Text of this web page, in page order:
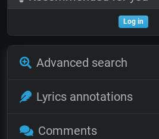
Log in
Advanced search
Lyrics annotations
Comments